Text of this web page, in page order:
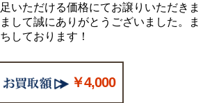
いただける価格にてお譲りいただきま
して誠にありがとうございました。ま
しております！
￥4,000